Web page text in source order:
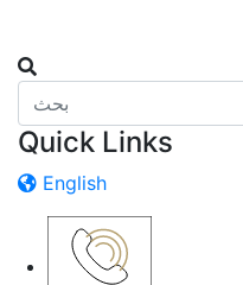
Quick Links
English